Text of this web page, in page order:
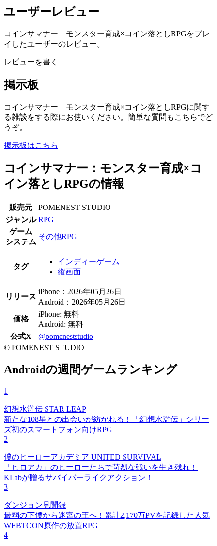
ユーザーレビュー
コインサマナー：モンスター育成×コイン落としRPGをプレ
イしたユーザーのレビュー。
レビューを書く
掲示板
コインサマナー：モンスター育成×コイン落としRPGに関す
る雑談をする際にお使いください。簡単な質問もこちらでど
うぞ。
掲示板はこちら
コインサマナー：モンスター育成×コ
イン落としRPGの情報
販売元
POMENEST STUDIO
ジャンル RPG
ゲーム
システム
その他RPG
タグ
インディーゲーム
縦画面
リリース
iPhone：2026年05月26日
Android：2026年05月26日
価格
iPhone: 無料
Android: 無料
公式X
@pomeneststudio
© POMENEST STUDIO
Androidの週間ゲームランキング
1
幻想水滸伝 STAR LEAP
新たな108星との出会いが紡がれる！「幻想水滸伝」シリー
ズ初のスマートフォン向けRPG
2
僕のヒーローアカデミア UNITED SURVIVAL
「ヒロアカ」のヒーローたちで苛烈な戦いを生き残れ！
KLabが贈るサバイバーライクアクション！
3
ダンジョン見聞録
最弱の下僕から迷宮の王へ！累計2,170万PVを記録した人気
WEBTOON原作の放置RPG
4